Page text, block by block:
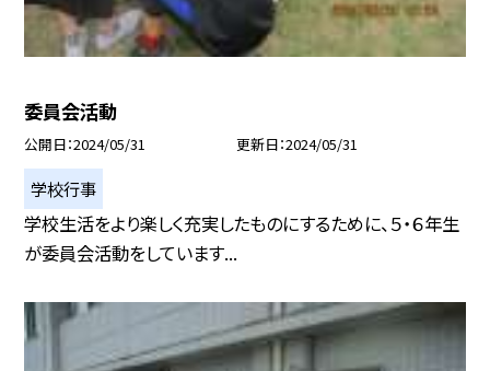
委員会活動
公開日 2024/05/31 更新日 2024/05/31
学校行事
学校生活をより楽しく充実したものにするために、５・６年生
が委員会活動をしています...